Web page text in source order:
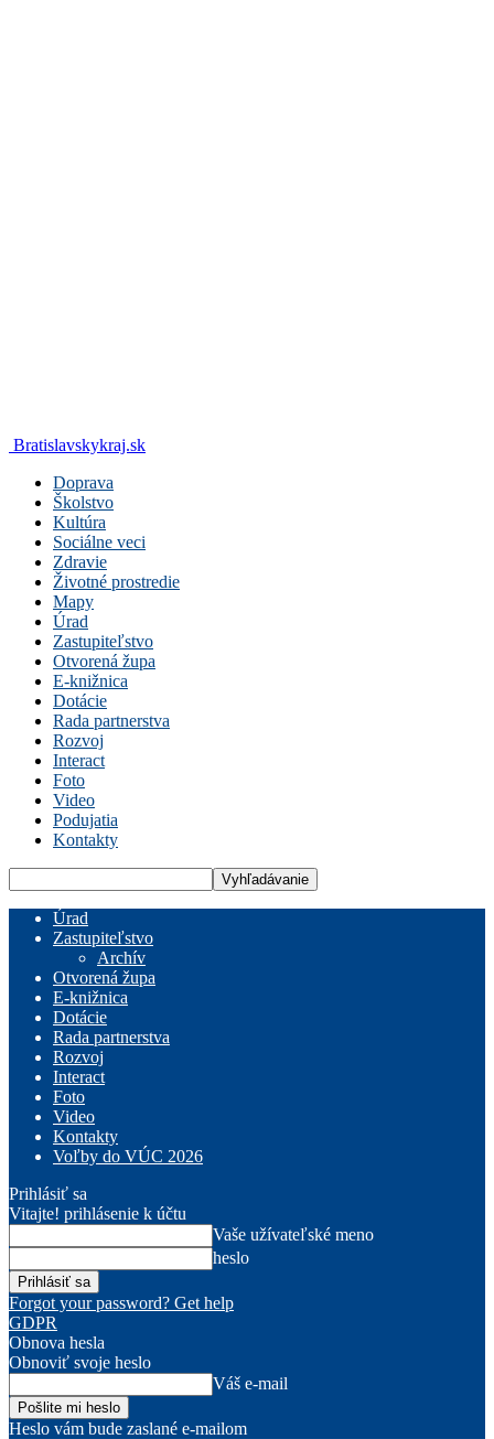
Bratislavskykraj.sk
Doprava
Školstvo
Kultúra
Sociálne veci
Zdravie
Životné prostredie
Mapy
Úrad
Zastupiteľstvo
Otvorená župa
E-knižnica
Dotácie
Rada partnerstva
Rozvoj
Interact
Foto
Video
Podujatia
Kontakty
Úrad
Zastupiteľstvo
Archív
Otvorená župa
E-knižnica
Dotácie
Rada partnerstva
Rozvoj
Interact
Foto
Video
Kontakty
Voľby do VÚC 2026
Prihlásiť sa
Vitajte! prihlásenie k účtu
Vaše užívateľské meno
heslo
Forgot your password? Get help
GDPR
Obnova hesla
Obnoviť svoje heslo
Váš e-mail
Heslo vám bude zaslané e-mailom